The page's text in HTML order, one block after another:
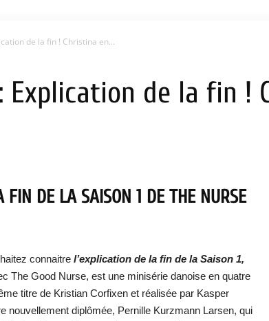
de la fin ! Christina en...
Explication de la fin !
FIN DE LA SAISON 1 DE THE NURSE
connaitre l’explication de la fin de la Saison 1,
The Good Nurse, est une minisérie danoise en quatre
titre de Kristian Corfixen et réalisée par Kasper
nouvellement diplômée, Pernille Kurzmann Larsen, qui